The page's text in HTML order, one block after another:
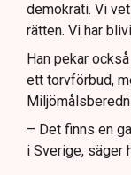
demokrati. Vi
rätten. Vi har
Han pekar
ett torvförbud,
– Det finns en
i Sverige, säger